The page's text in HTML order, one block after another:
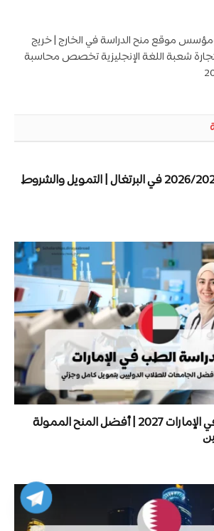
موقع منح الدراسة في الخارج | خريج
شعبة اللغة الإنجليزية تخصص محاسبة
منح جامعة بورتو 2026/2027 في البرتغال | التمويل والشروط
منح لدراسة الطب في الإمارات 2027 | أفضل المنح الممولة